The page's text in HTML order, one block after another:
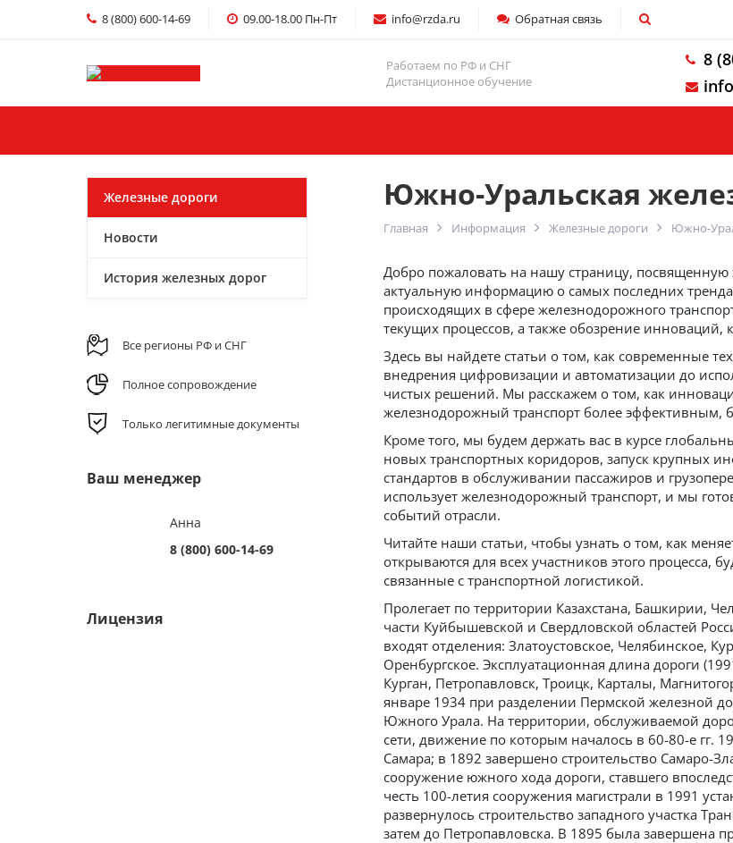
8 (800) 600-14-69 09.00-18.00 Пн-Пт info@rzda.ru Обратная связь
Работаем по РФ и СНГ
Дистанционное обучение
8
Южно-Уральская
Главная Информация Железные дороги Южно-
Добро пожаловать на нашу страницу, посвященную
актуальную информацию о самых последних
происходящих в сфере железнодорожного
текущих процессов, а также обозрение
Здесь вы найдете статьи о том, как современные
внедрения цифровизации и автоматизации до
чистых решений. Мы расскажем о том, как
железнодорожный транспорт более эффективным,
Кроме того, мы будем держать вас в курсе
новых транспортных коридоров, запуск крупных
стандартов в обслуживании пассажиров и
использует железнодорожный транспорт, и мы
событий отрасли.
Читайте наши статьи, чтобы узнать о том, как
открываются для всех участников этого процесса,
связанные с транспортной логистикой.
Пролегает по территории Казахстана, Башкирии,
части Куйбышевской и Свердловской областей
входят отделения: Златоустовское, Челябинское,
Оренбургское. Эксплуатационная длина дороги
Курган, Петропавловск, Троицк, Карталы,
январе 1934 при разделении Пермской железной
Южного Урала. На территории, обслуживаемой
сети, движение по которым началось в 60-80-е гг.
Самара; в 1892 завершено строительство Самаро-
сооружение южного хода дороги, ставшего
честь 100-летия сооружения магистрали в 1991
развернулось строительство западного участка
затем до Петропавловска. В 1895 была завершена
Железные дороги
Новости
История железных дорог
Все регионы РФ и СНГ
Полное сопровождение
Только легитимные документы
Ваш менеджер
Анна
8 (800) 600-14-69
Лицензия